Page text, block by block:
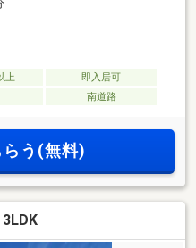
上
即入居可
南道路
らう(無料)